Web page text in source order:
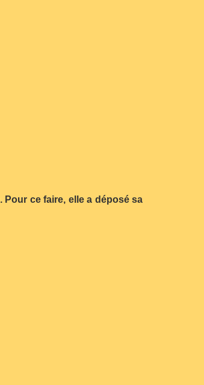
Pour ce faire, elle a déposé sa